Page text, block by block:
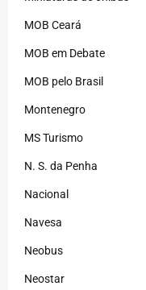
MOB Ceará
MOB em Debate
MOB pelo Brasil
Montenegro
MS Turismo
N. S. da Penha
Nacional
Navesa
Neobus
Neostar